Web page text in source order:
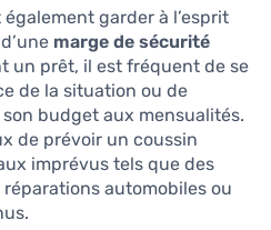
garder à l’esprit
marge de sécurité
un prêt, il est fréquent de se
de la situation ou de
budget aux mensualités.
de prévoir un coussin
imprévus tels que des
automobiles ou